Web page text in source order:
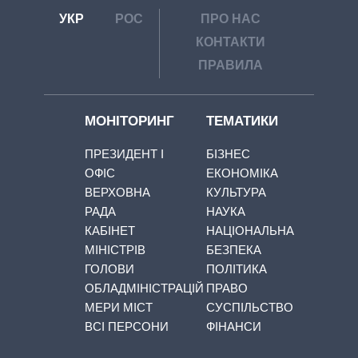
УКР РОС
ПРО НАС
КОНТАКТИ
ПРАВИЛА
МОНІТОРИНГ
ПРЕЗИДЕНТ І
ОФІС
ВЕРХОВНА
РАДА
КАБІНЕТ
МІНІСТРІВ
ГОЛОВИ
ОБЛАДМІНІСТРАЦІЙ
МЕРИ МІСТ
ВСІ ПЕРСОНИ
ТЕМАТИКИ
БІЗНЕС
ЕКОНОМІКА
КУЛЬТУРА
НАУКА
НАЦІОНАЛЬНА
БЕЗПЕКА
ПОЛІТИКА
ПРАВО
СУСПІЛЬСТВО
ФІНАНСИ